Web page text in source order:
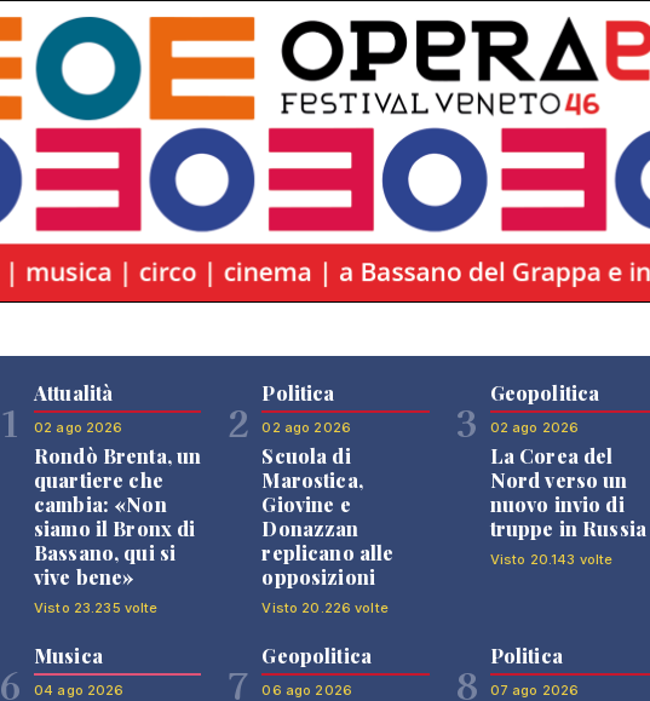
1
Attualità
02 ago 2026
Rondò Brenta, un
quartiere che
cambia: «Non
siamo il Bronx di
Bassano, qui si
vive bene»
Visto 23.235 volte
2
Politica
02 ago 2026
Scuola di
Marostica,
Giovine e
Donazzan
replicano alle
opposizioni
Visto 20.226 volte
3
Geopolitica
02 ago 2026
La Corea del
Nord verso un
nuovo invio di
truppe in Russia
Visto 20.143 volte
6
Musica
04 ago 2026 7
Geopolitica
06 ago 2026 8
Politica
07 ago 2026